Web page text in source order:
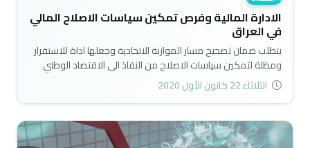
الادارة المالية وفرص تمكين سياسات الاصلاح المالي
في العراق
يتطلب ضمان تصحيح مسار الموازنة الاتحادية وجعلها اداة للاستقرار
ومظلة لتمكين سياسات الاصلاح من النفاذ الى الاقتصاد الوطني
دون تكاليف اقتصادية واجتماعية باهظة..
الثلاثاء 22 كانون الأول 2020